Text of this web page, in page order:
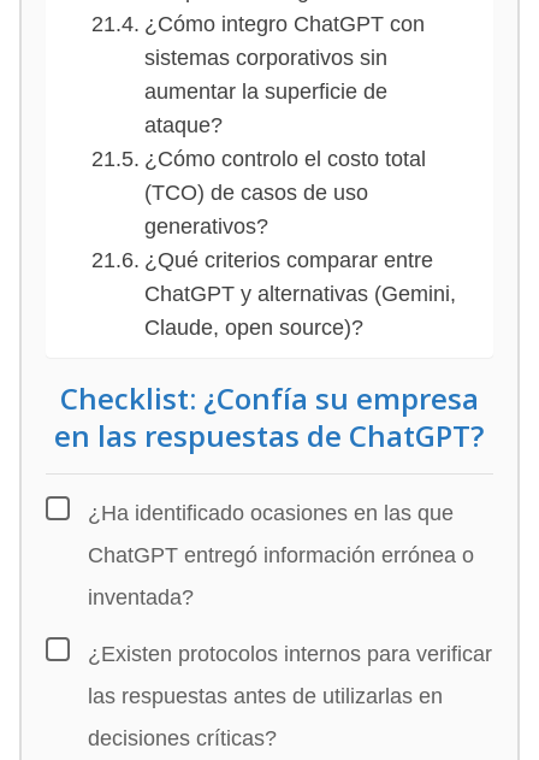
¿Cómo integro ChatGPT con
sistemas corporativos sin
aumentar la superficie de
ataque?
¿Cómo controlo el costo total
(TCO) de casos de uso
generativos?
¿Qué criterios comparar entre
ChatGPT y alternativas (Gemini,
Claude, open source)?
Checklist: ¿Confía su empresa
en las respuestas de ChatGPT?
¿Ha identificado ocasiones en las que
ChatGPT entregó información errónea o
inventada?
¿Existen protocolos internos para verificar
las respuestas antes de utilizarlas en
decisiones críticas?